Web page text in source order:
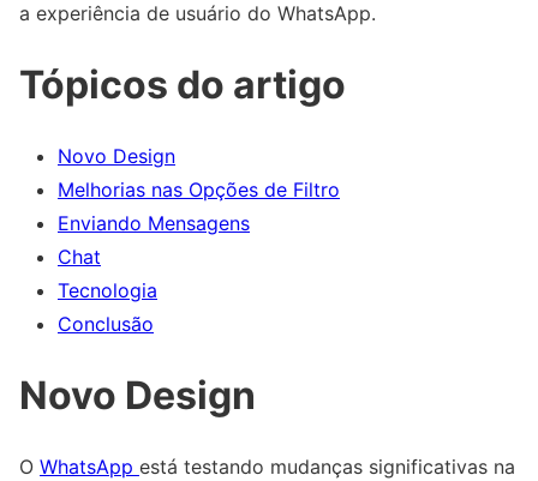
a experiência de usuário do WhatsApp.
Tópicos do artigo
Novo Design
Melhorias nas Opções de Filtro
Enviando Mensagens
Chat
Tecnologia
Conclusão
Novo Design
O WhatsApp está testando mudanças significativas na